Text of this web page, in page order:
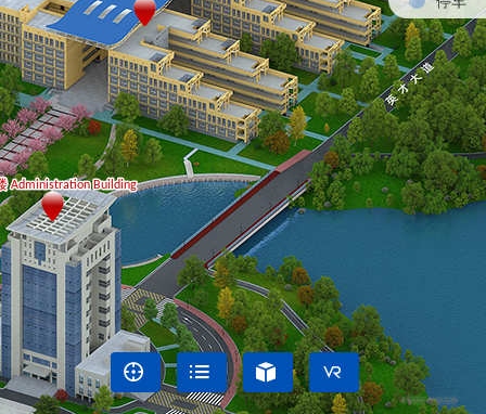
© 2025 江汉大学
   